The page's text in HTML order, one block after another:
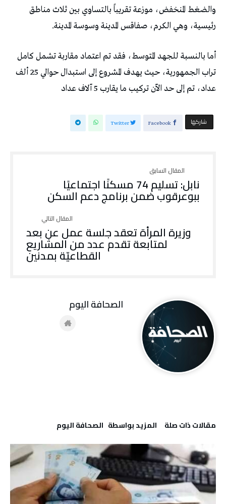
والضغط المنخفض، موزعة تقريباً بالتساوي بين ثلاث مناطق
رئيسية، وهي الكرم، صفاقس المدينة وسوسة المدينة.
أما بالنسبة للجهد المتوسط، فقد تم اعتماد مقاربة تشمل كامل
تراب الجمهورية، حيث يهدف المشروع إلى استبدال حوالي 25 ألف
عداد، تم إلى حد الآن تركيب ما يقارب 5 آلاف عداد
‫‫ شاركها‬ Facebook
Twitter
نابل: تسليم 74 مسكنًا اجتماعيًا
ببوعرقوب ضمن برنامج دعم السكن
وزيرة المرأة تعقد جلسة عمل عن بعد
لمتابعة تقدم عدد من المشاريع
القطاعيّة بمدنين
‫مقالات ذات صلة‬ ‫‫المزيد بواسطة‬ ‬ ‭ ‬الصحافة‭ ‬اليوم